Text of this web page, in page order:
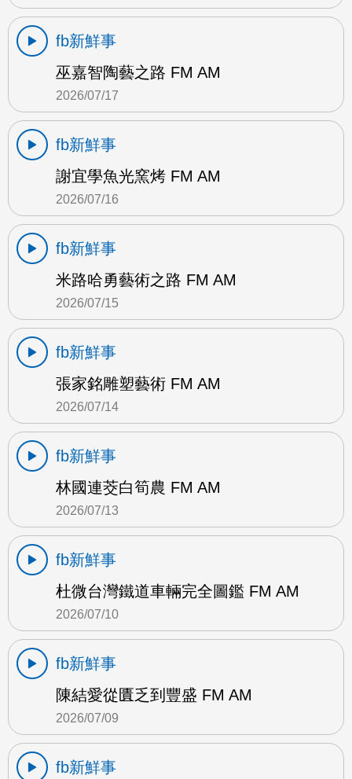
fb新鮮事
巫嘉智陶藝之路 FM AM
2026/07/17
fb新鮮事
謝宜學魚光窯烤 FM AM
2026/07/16
fb新鮮事
米路哈勇藝術之路 FM AM
2026/07/15
fb新鮮事
張家銘雕塑藝術 FM AM
2026/07/14
fb新鮮事
林國連茭白筍農 FM AM
2026/07/13
fb新鮮事
杜微台灣鐵道車輛完全圖鑑 FM AM
2026/07/10
fb新鮮事
陳結愛從匱乏到豐盛 FM AM
2026/07/09
fb新鮮事